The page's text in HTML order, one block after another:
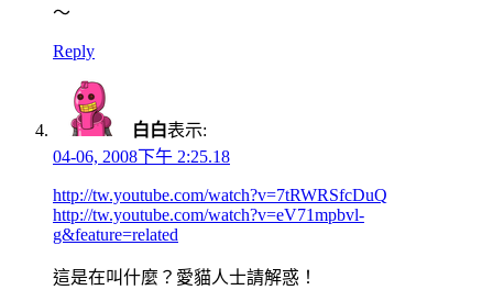
～
Reply
白白表示:
04-06, 2008下午 2:25.18
http://tw.youtube.com/watch?v=7tRWRSfcDuQ
http://tw.youtube.com/watch?v=eV71mpbvl-
g&feature=related
這是在叫什麼？愛貓人士請解惑！